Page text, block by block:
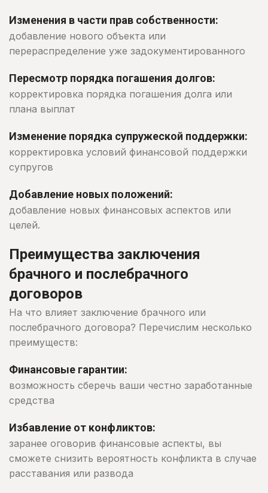
Изменения в части прав собственности:
добавление нового объекта или
перераспределение уже задокументированного
Пересмотр порядка погашения долгов:
корректировка порядка погашения долга или
плана выплат
Изменение порядка супружеской поддержки:
корректировка условий финансовой поддержки
супругов
Добавление новых положений:
добавление новых финансовых аспектов или
целей.
Преимущества заключения
брачного и послебрачного
договоров
На что влияет заключение брачного или
послебрачного договора? Перечислим несколько
преимуществ:
Финансовые гарантии:
возможность сберечь ваши честно заработанные
средства
Избавление от конфликтов:
заранее оговорив финансовые аспекты, вы
сможете снизить вероятность конфликта в случае
расставания или развода